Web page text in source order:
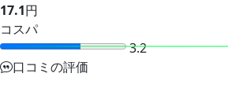
17.1円
コスパ
3.2
口コミの評価